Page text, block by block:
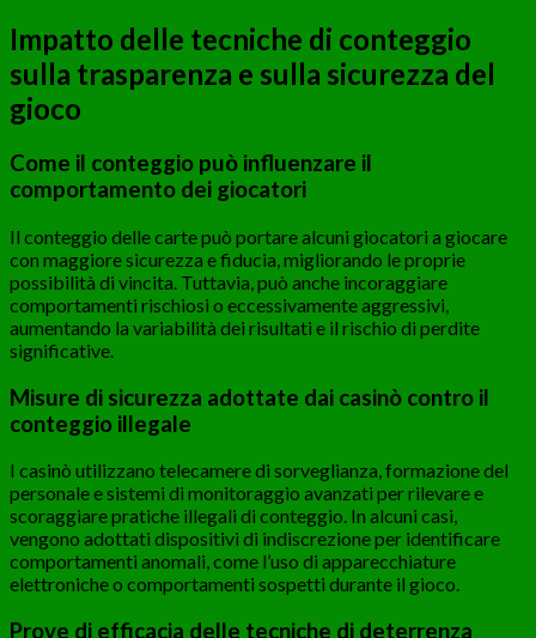
Impatto delle tecniche di conteggio
sulla trasparenza e sulla sicurezza del
gioco
Come il conteggio può influenzare il
comportamento dei giocatori
Il conteggio delle carte può portare alcuni giocatori a giocare
con maggiore sicurezza e fiducia, migliorando le proprie
possibilità di vincita. Tuttavia, può anche incoraggiare
comportamenti rischiosi o eccessivamente aggressivi,
aumentando la variabilità dei risultati e il rischio di perdite
significative.
Misure di sicurezza adottate dai casinò contro il
conteggio illegale
I casinò utilizzano telecamere di sorveglianza, formazione del
personale e sistemi di monitoraggio avanzati per rilevare e
scoraggiare pratiche illegali di conteggio. In alcuni casi,
vengono adottati dispositivi di indiscrezione per identificare
comportamenti anomali, come l’uso di apparecchiature
elettroniche o comportamenti sospetti durante il gioco.
Prove di efficacia delle tecniche di deterrenza